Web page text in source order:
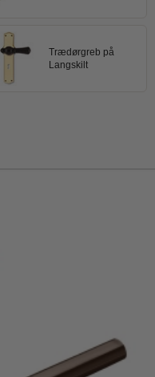
Trædørgreb på
Langskilt